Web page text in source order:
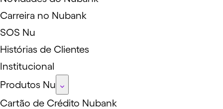
Carreira no Nubank
SOS Nu
Histórias de Clientes
Institucional
Produtos Nu
Cartão de Crédito Nubank